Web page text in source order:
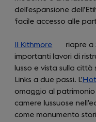
dell’espansione
facile accesso alle
Il Kithmore (opens
in
a
new
tab)
riapre a
importanti lavori di
lusso e vista sulla
Links a due passi. L’
omaggio al
camere lussuose
come monumento